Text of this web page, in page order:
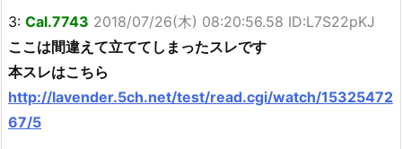
3: Cal.7743 2018/07/26(木) 08:20:56.58 ID:L7S22pKJ
ここは間違えて立ててしまったスレです
本スレはこちら
http://lavender.5ch.net/test/read.cgi/watch/15325472
67/5